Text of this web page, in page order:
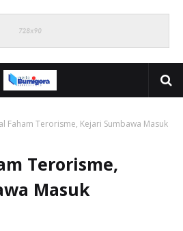
Faham Terorisme, Kejari Sumbawa Masuk
Terorisme,
Masuk